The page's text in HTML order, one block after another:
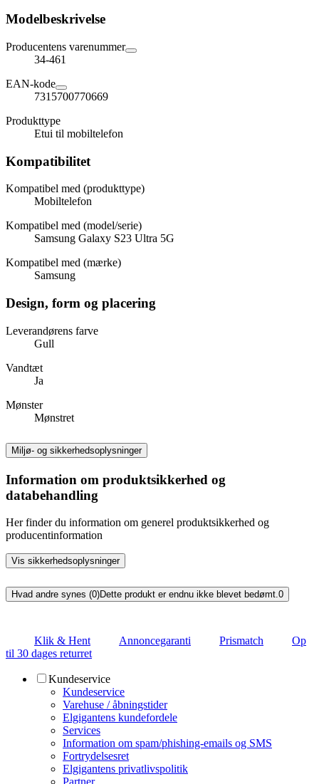
Modelbeskrivelse
Producentens varenummer
34-461
EAN-kode
7315700770669
Produkttype
Etui til mobiltelefon
Kompatibilitet
Kompatibel med (produkttype)
Mobiltelefon
Kompatibel med (model/serie)
Samsung Galaxy S23 Ultra 5G
Kompatibel med (mærke)
Samsung
Design, form og placering
Leverandørens farve
Gull
Vandtæt
Ja
Mønster
Mønstret
Miljø- og sikkerhedsoplysninger
Information om produktsikkerhed og
databehandling
Her finder du information om generel produktsikkerhed og
producentinformation
Vis sikkerhedsoplysninger
Hvad andre synes (0)Dette produkt er endnu ikke blevet bedømt.0
Klik & Hent Annoncegaranti Prismatch
Op
til 30 dages returret
Kundeservice
Kundeservice
Varehuse / åbningstider
Elgigantens kundefordele
Services
Information om spam/phishing-emails og SMS
Fortrydelsesret
Elgigantens privatlivspolitik
Partner